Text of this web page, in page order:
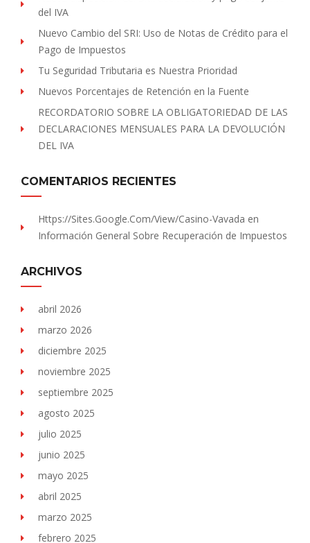
del IVA
Nuevo Cambio del SRI: Uso de Notas de Crédito para el
Pago de Impuestos
Tu Seguridad Tributaria es Nuestra Prioridad
Nuevos Porcentajes de Retención en la Fuente
RECORDATORIO SOBRE LA OBLIGATORIEDAD DE LAS
DECLARACIONES MENSUALES PARA LA DEVOLUCIÓN
DEL IVA
COMENTARIOS RECIENTES
Https://sites.Google.com/view/Casino-Vavada en
Información General Sobre Recuperación de Impuestos
ARCHIVOS
abril 2026
marzo 2026
diciembre 2025
noviembre 2025
septiembre 2025
agosto 2025
julio 2025
junio 2025
mayo 2025
abril 2025
marzo 2025
febrero 2025